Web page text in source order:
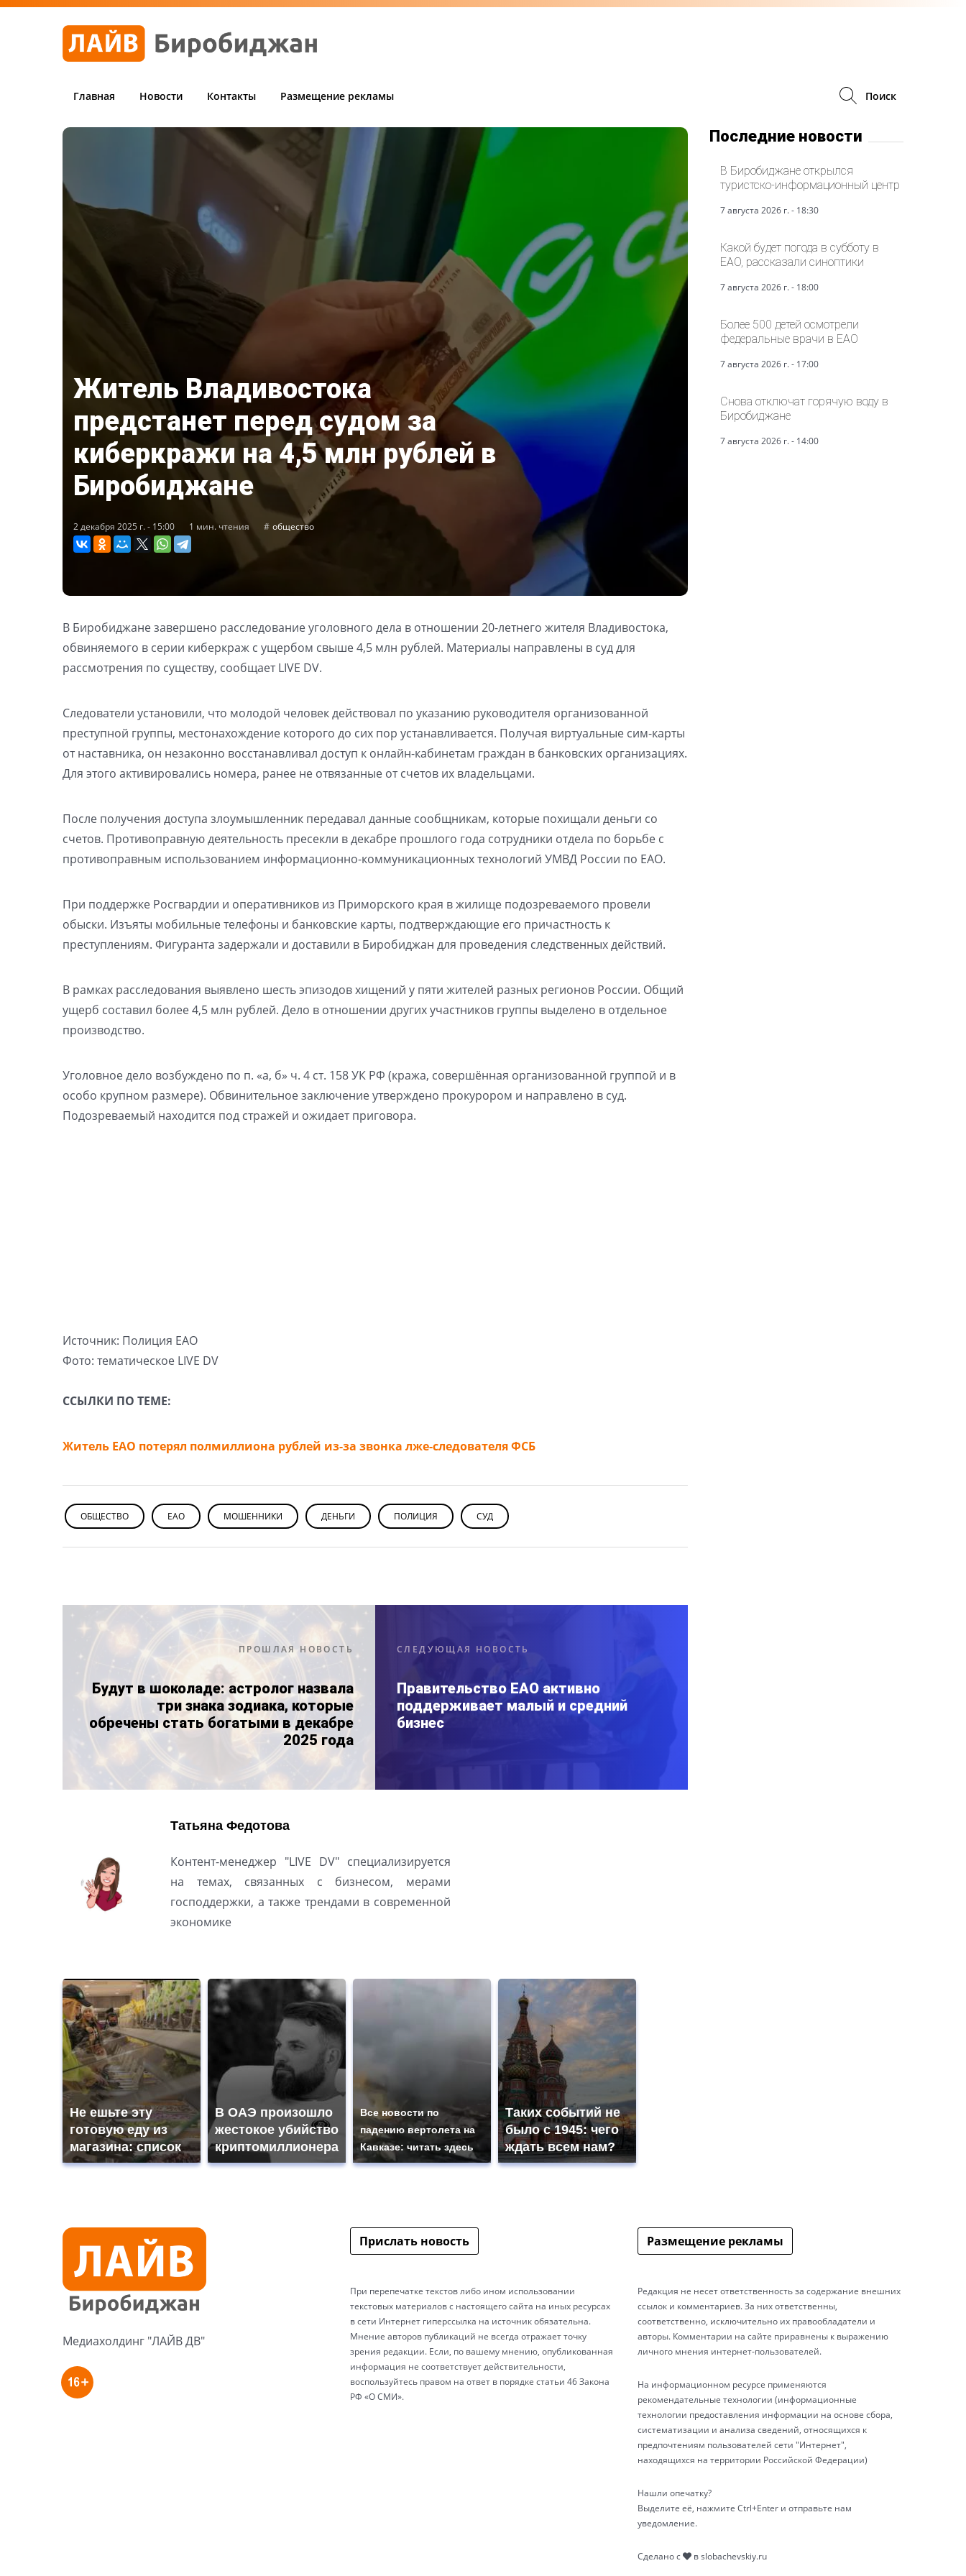
Главная Новости Контакты Размещение рекламы Поиск
Житель Владивостока
предстанет перед судом за
киберкражи на 4,5 млн рублей в
Биробиджане
2 декабря 2025 г. - 15:00 1 мин. чтения общество
В Биробиджане завершено расследование уголовного дела в отношении 20-летнего жителя Владивостока,
обвиняемого в серии киберкраж с ущербом свыше 4,5 млн рублей. Материалы направлены в суд для
рассмотрения по существу, сообщает LIVE DV.
Следователи установили, что молодой человек действовал по указанию руководителя организованной
преступной группы, местонахождение которого до сих пор устанавливается. Получая виртуальные сим-карты
от наставника, он незаконно восстанавливал доступ к онлайн-кабинетам граждан в банковских организациях.
Для этого активировались номера, ранее не отвязанные от счетов их владельцами.
После получения доступа злоумышленник передавал данные сообщникам, которые похищали деньги со
счетов. Противоправную деятельность пресекли в декабре прошлого года сотрудники отдела по борьбе с
противоправным использованием информационно-коммуникационных технологий УМВД России по ЕАО.
При поддержке Росгвардии и оперативников из Приморского края в жилище подозреваемого провели
обыски. Изъяты мобильные телефоны и банковские карты, подтверждающие его причастность к
преступлениям. Фигуранта задержали и доставили в Биробиджан для проведения следственных действий.
В рамках расследования выявлено шесть эпизодов хищений у пяти жителей разных регионов России. Общий
ущерб составил более 4,5 млн рублей. Дело в отношении других участников группы выделено в отдельное
производство.
Уголовное дело возбуждено по п. «а, б» ч. 4 ст. 158 УК РФ (кража, совершённая организованной группой и в
особо крупном размере). Обвинительное заключение утверждено прокурором и направлено в суд.
Подозреваемый находится под стражей и ожидает приговора.
Источник: Полиция ЕАО
Фото: тематическое LIVE DV
ССЫЛКИ ПО ТЕМЕ:
Житель ЕАО потерял полмиллиона рублей из-за звонка лже-следователя ФСБ
ОБЩЕСТВО ЕАО МОШЕННИКИ ДЕНЬГИ ПОЛИЦИЯ СУД
ПРОШЛАЯ НОВОСТЬ
Будут в шоколаде: астролог назвала
три знака зодиака, которые
обречены стать богатыми в декабре
2025 года
СЛЕДУЮЩАЯ НОВОСТЬ
Правительство ЕАО активно
поддерживает малый и средний
бизнес
Татьяна Федотова
Контент-менеджер "LIVE DV" специализируется
на темах, связанных с бизнесом, мерами
господдержки, а также трендами в современной
экономике
Не ешьте эту
готовую еду из
магазина: список
В ОАЭ произошло
жестокое убийство
криптомиллионера
Все новости по
падению вертолета на
Кавказе: читать здесь
Таких событий не
было с 1945: чего
ждать всем нам?
Последние новости
В Биробиджане открылся
туристско-информационный центр
7 августа 2026 г. - 18:30
Какой будет погода в субботу в
ЕАО, рассказали синоптики
7 августа 2026 г. - 18:00
Более 500 детей осмотрели
федеральные врачи в ЕАО
7 августа 2026 г. - 17:00
Снова отключат горячую воду в
Биробиджане
7 августа 2026 г. - 14:00
Медиахолдинг "ЛАЙВ ДВ"
Прислать новость
При перепечатке текстов либо ином использовании
текстовых материалов с настоящего сайта на иных ресурсах
в сети Интернет гиперссылка на источник обязательна.
Мнение авторов публикаций не всегда отражает точку
зрения редакции. Если, по вашему мнению, опубликованная
информация не соответствует действительности,
воспользуйтесь правом на ответ в порядке статьи 46 Закона
РФ «О СМИ».
Размещение рекламы
Редакция не несет ответственность за содержание внешних
ссылок и комментариев. За них ответственны,
соответственно, исключительно их правообладатели и
авторы. Комментарии на сайте приравнены к выражению
личного мнения интернет-пользователей.
На информационном ресурсе применяются
рекомендательные технологии (информационные
технологии предоставления информации на основе сбора,
систематизации и анализа сведений, относящихся к
предпочтениям пользователей сети "Интернет",
находящихся на территории Российской Федерации)
Нашли опечатку?
Выделите её, нажмите Ctrl+Enter и отправьте нам
уведомление.
Сделано с вslobachevskiy.ru